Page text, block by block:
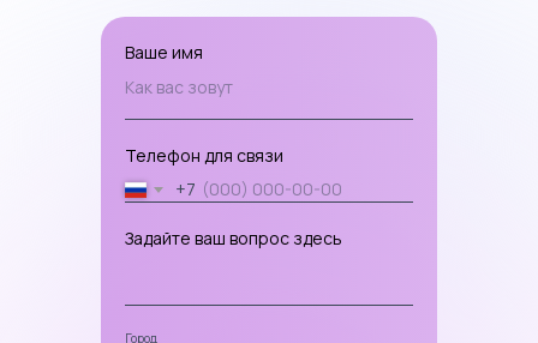
Ваше имя
Как вас зовут
Телефон для связи
+7
Задайте ваш вопрос здесь
Город